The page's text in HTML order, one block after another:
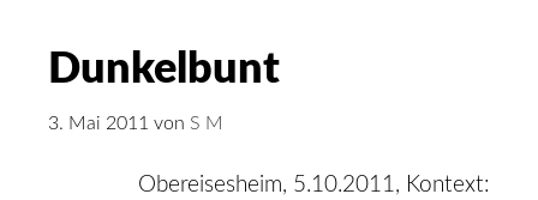
Dunkelbunt
3. Mai 2011 von S M
Obereisesheim, 5.10.2011, Kontext: